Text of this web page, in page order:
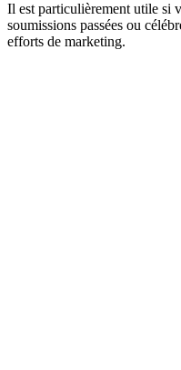
Il est particulièrement utile si
soumissions passées ou
efforts de marketing.